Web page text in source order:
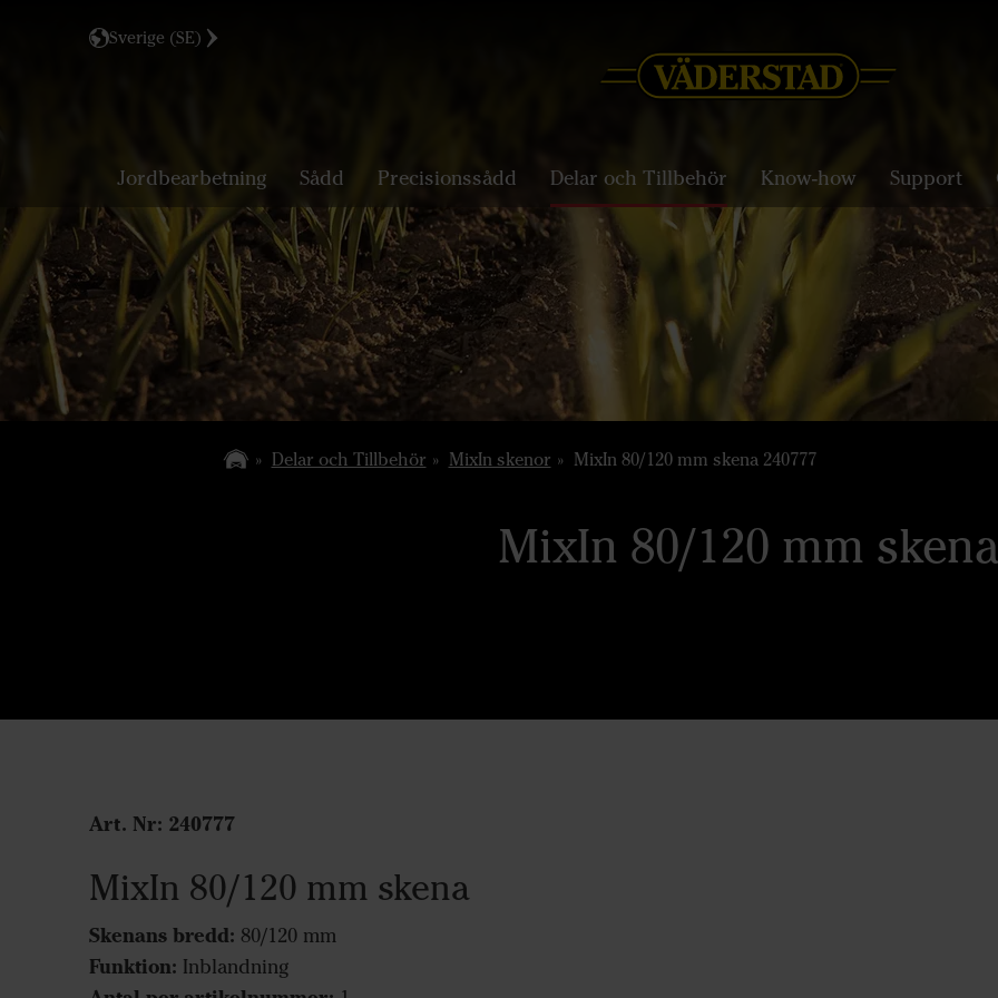
Sverige (SE)
Jordbearbetning Sådd Precisionssådd Delar och Tillbehör Know-how Support
Delar och Tillbehör MixIn skenor MixIn 80/120 mm skena 240777
MixIn 80/120 mm skena
Art. Nr: 240777
MixIn 80/120 mm skena
Skenans bredd: 80/120 mm
Funktion: Inblandning